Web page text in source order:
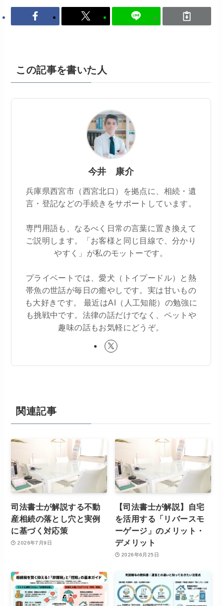
この記事を書いた人
今井 康介
兵庫県西宮市（西宮北口）を拠点に、相続・遺
言・登記などの手続きをサポートしています。
専門用語も、なるべく日常の言葉に置き換えて
ご説明します。「お客様と同じ目線で、分かり
やすく」が私のモットーです。
プライベートでは、愛犬（トイプードル）と熱
帯魚の世話が毎日の癒やしです。実は甘いもの
も大好きです。 最近はAI（人工知能）の勉強に
も挑戦中です。法律の話だけでなく、ペットや
趣味の話もお気軽にどうぞ。
関連記事
司法書士が解説する不動
産相続の落とし穴と実例
に基づく対応策
2026年7月9日
【司法書士が解説】自宅
を活用する「リバースモ
ーゲージ」のメリット・
デメリット
2026年6月25日